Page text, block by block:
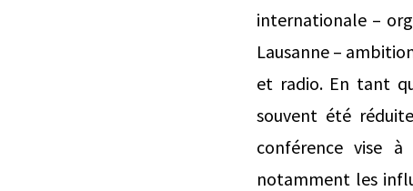
internationale –
Lausanne –
et radio. En tant
souvent été
conférence vise
notamment les